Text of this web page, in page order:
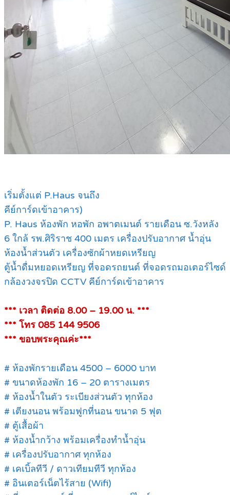
เริ่มตั้งแต่ P.Haus จนถึง
คีย์การ์ดเข้าอาคาร)
P. Haus ห้องพัก หอพัก อพาตเมนต์ รายเดือน ซ.วังหลัง
6 ใกล้ รพ.ศิริราช 400 เมตร เครื่องปรับอากาศ น้ำอุ่น
ห้องน้ำส่วนตัว เครื่องซักผ้าหยดเหรียญ
ตู้น้ำดื่มหยอดเหรียญ ที่จอดรถยนต์ ที่จอดรถมอเตอร์ไซด์
กล้องวงจรปิด CCTV คีย์การ์ดเข้าอาคาร
*** เวลา ติดต่อ 8.00 – 19.00 น. ***
*** โทร 085 144 9506
*** ขอบพระคุณค่ะ***
# ห้องพักรายเดือน 4500 – 6000 บาท
# ขนาดห้องพัก 16 – 20 ตารางเมตร
# ห้องน้ำในตัว ระเบียงส่วนตัว ทุกห้อง
# เตียงนอน พร้อมฟูกที่นอน ขนาด 5 ฟุต
# ตู้เสื้อผ้า
# ห้องน้ำกว้าง พร้อมเครื่องทำน้ำอุ่น
# เครื่องปรับอากาศ ทุกห้อง
# เคเบิ้ลทีวี / ดาวเทียมทีวี ทุกห้อง
# อินเตอร์เน็ตไร้สาย (Wifi)